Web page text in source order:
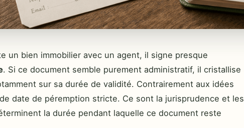
un bien immobilier avec un agent, il signe presque
. Si ce document semble purement administratif, il cristallise
sur sa durée de validité. Contrairement aux idées
date de péremption stricte. Ce sont la jurisprudence et les
la durée pendant laquelle ce document reste